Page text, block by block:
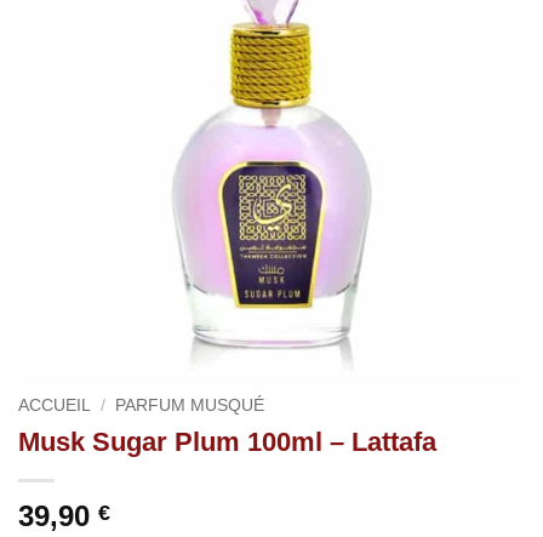
ACCUEIL / PARFUM MUSQUÉ
Musk Sugar Plum 100ml – Lattafa
39,90 €